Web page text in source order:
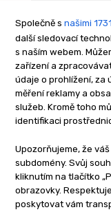
Společně s našimi
další sledovací
s naším webem.
zařízení a
údaje o prohlížení, za
měření reklamy a
služeb. Kromě toho
identifikaci
Upozorňujeme, že
subdomény. Svůj
kliknutím na tlačítko
obrazovky.
poskytovat vám